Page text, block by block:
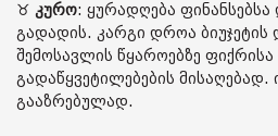
♉️ კურო: ყურადღება
გადადის. კარგი დროა ბიუჯეტის
შემოსავლის წყაროებზე
გადაწყვეტილებების
გააზრებულად.